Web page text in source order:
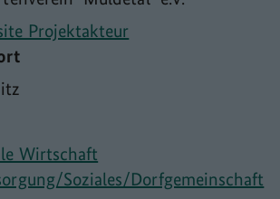
Projektakteur
Wirtschaft
Soziales/Dorfgemeinschaft